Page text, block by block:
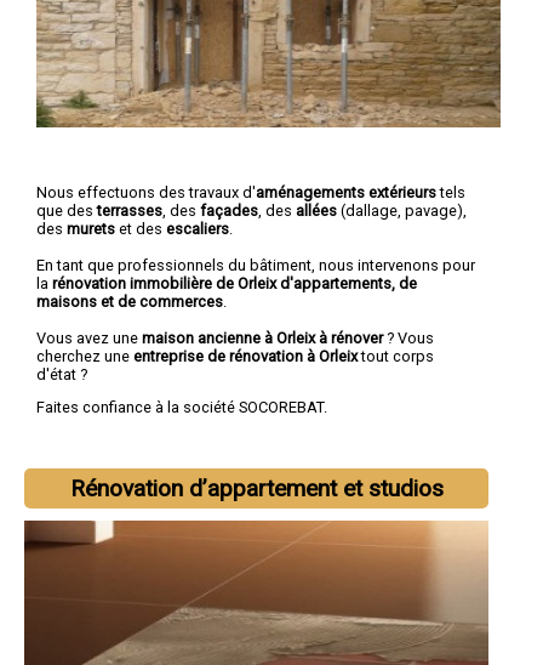
Nous effectuons des travaux d'aménagements extérieurstels
que desterrasses , des façades , des allées (dallage, pavage),
des murets et des escaliers
En tant que professionnels du bâtiment, nous intervenons pour
la rénovation immobilière de Orleix d'appartements, de
maisons et de commerces
Vous avez une maison ancienne à Orleix à rénover? Vous
cherchez une entreprise de rénovation à Orleixtout corps
d'état ?
Faites confiance à la société SOCOREBAT.
Rénovation d’appartement et studios